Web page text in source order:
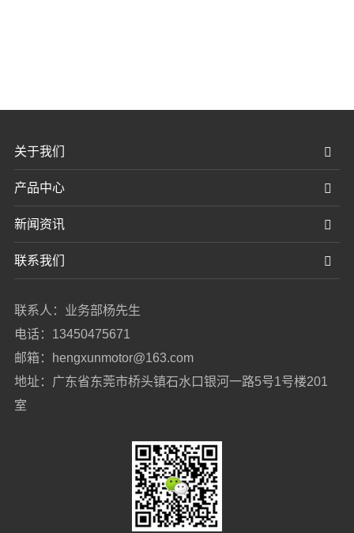
关于我们
产品中心
新闻资讯
联系我们
联系人：业务部杨先生
电话：13450475671
邮箱：hengxunmotor@163.com
地址：广东省东莞市桥头镇石水口银河一路5号1号楼201
室